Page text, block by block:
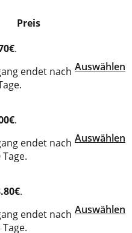
Preis
.
endet nach Auswählen
.
endet nach
Tage.
Auswählen
.
endet nach
Tage.
Auswählen